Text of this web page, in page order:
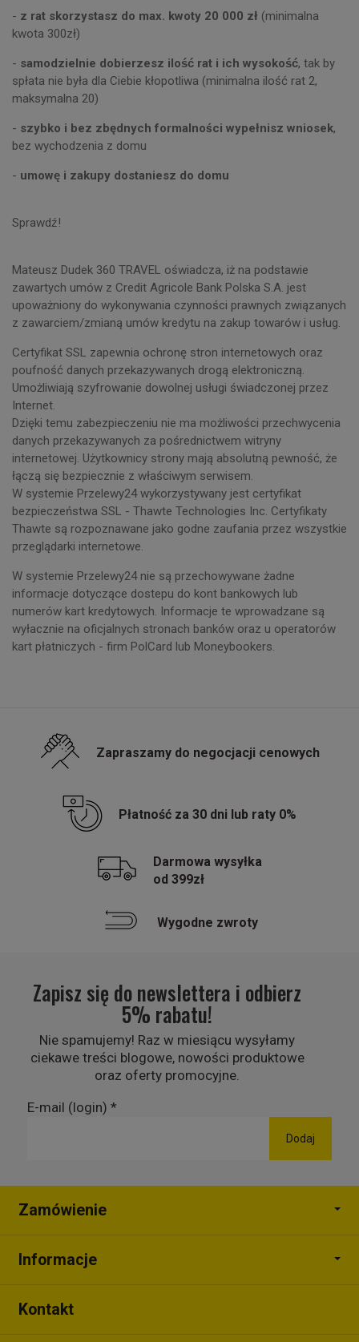
- z rat skorzystasz do max. kwoty 20 000 zł (minimalna
kwota 300zł)
- samodzielnie dobierzesz ilość rat i ich wysokość, tak by
spłata nie była dla Ciebie kłopotliwa (minimalna ilość rat 2,
maksymalna 20)
- szybko i bez zbędnych formalności wypełnisz wniosek,
bez wychodzenia z domu
- umowę i zakupy dostaniesz do domu
Sprawdź!
Mateusz Dudek 360 TRAVEL oświadcza, iż na podstawie
zawartych umów z Credit Agricole Bank Polska S.A. jest
upoważniony do wykonywania czynności prawnych związanych
z zawarciem/zmianą umów kredytu na zakup towarów i usług.
Certyfikat SSL zapewnia ochronę stron internetowych oraz
poufność danych przekazywanych drogą elektroniczną.
Umożliwiają szyfrowanie dowolnej usługi świadczonej przez
Internet.
Dzięki temu zabezpieczeniu nie ma możliwości przechwycenia
danych przekazywanych za pośrednictwem witryny
internetowej. Użytkownicy strony mają absolutną pewność, że
łączą się bezpiecznie z właściwym serwisem.
W systemie Przelewy24 wykorzystywany jest certyfikat
bezpieczeństwa SSL - Thawte Technologies Inc. Certyfikaty
Thawte są rozpoznawane jako godne zaufania przez wszystkie
przeglądarki internetowe.
W systemie Przelewy24 nie są przechowywane żadne
informacje dotyczące dostepu do kont bankowych lub
numerów kart kredytowych. Informacje te wprowadzane są
wyłacznie na oficjalnych stronach banków oraz u operatorów
kart płatniczych - firm PolCard lub Moneybookers.
Zapraszamy do negocjacji cenowych
Płatność za 30 dni lub raty 0%
Darmowa wysyłka
od 399zł
Wygodne zwroty
Zapisz się do newslettera i odbierz
5% rabatu!
Nie spamujemy! Raz w miesiącu wysyłamy
ciekawe treści blogowe, nowości produktowe
oraz oferty promocyjne.
E-mail (login) *
Zamówienie
Informacje
Kontakt